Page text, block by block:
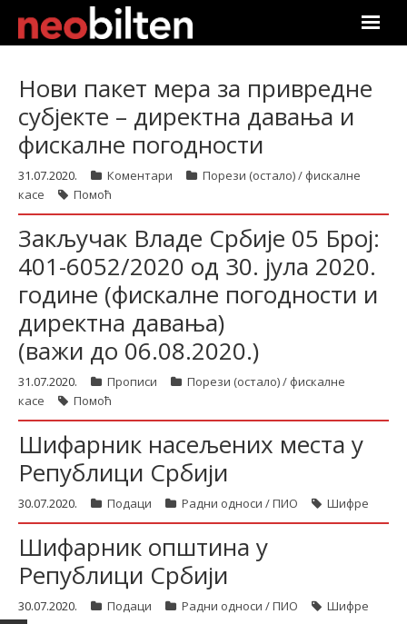
Претрага
Актуелно
Подаци
Линкови
О нама
Претплата
Пријава
latinica
Нови пакет мера за привредне
субјекте – директна давања и
фискалне погодности
31.07.2020. Коментари
Порези (остало) / фискалне
касе
Помоћ
Закључак Владе Србије 05 Број:
401-6052/2020 од 30. јула 2020.
године (фискалне погодности и
директна давања)
(важи до 06.08.2020.)
31.07.2020. Прописи
Порези (остало) / фискалне
касе
Помоћ
Шифарник насељених места у
Републици Србији
30.07.2020. Подаци Радни односи / ПИО Шифре
Шифарник општина у
Републици Србији
30.07.2020. Подаци Радни односи / ПИО Шифре